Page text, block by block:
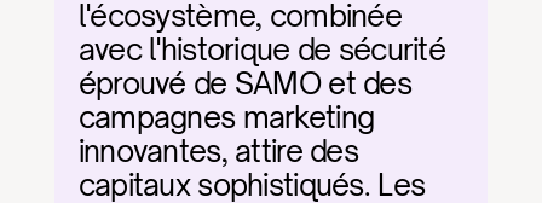
l'écosystème, combinée
avec l'historique de sécurité
éprouvé de SAMO et des
campagnes marketing
innovantes, attire des
capitaux sophistiqués. Les